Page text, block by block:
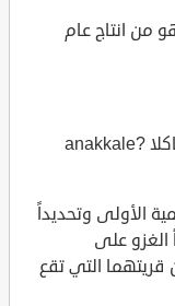
من انتاج عام
قصة الفيلم التركي نهاية الطريق لـ تشاناكلا ?anakkale
الأولى وتحديداً
حيث يبدأ الغزو على
قريتهما التي تقع